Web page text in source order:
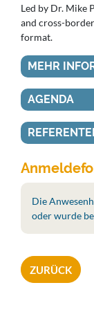
Led by Dr. Mike
and cross-
format.
MEHR
AGENDA
Die
oder wurde
ZURÜCK